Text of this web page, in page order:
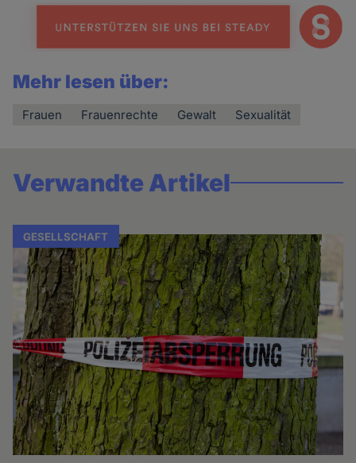
Mehr lesen über:
Frauen Frauenrechte Gewalt Sexualität
Verwandte Artikel
GESELLSCHAFT